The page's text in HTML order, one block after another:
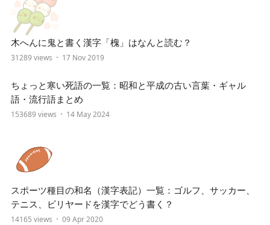
木へんに鬼と書く漢字「槐」はなんと読む？
31289 views 17 Nov 2019
ちょっと寒い死語の一覧：昭和と平成の古い言葉・ギャル
語・流行語まとめ
153689 views 14 May 2024
スポーツ種目の和名（漢字表記）一覧：ゴルフ、サッカー、
テニス、ビリヤードを漢字でどう書く？
14165 views 09 Apr 2020